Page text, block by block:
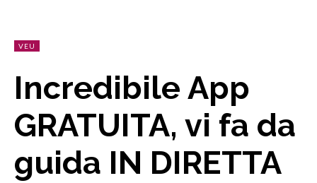
VEU
Incredibile App
GRATUITA, vi fa da
guida IN DIRETTA